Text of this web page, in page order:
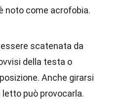
noto come acrofobia.
scatenata da
della testa o
Anche girarsi
può provocarla.